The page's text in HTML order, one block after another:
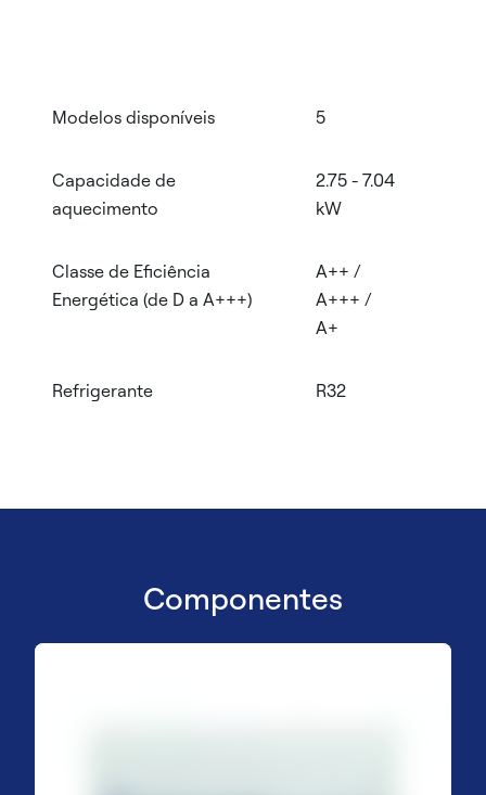
Modelos disponíveis 5
Capacidade de
aquecimento
2.75 - 7.04
kW
Classe de Eficiência
Energética (de D a A+++)
A++ /
A+++ /
A+
Refrigerante R32
Componentes